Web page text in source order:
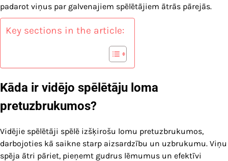
padarot viņus par galvenajiem spēlētājiem ātrās pārejās.
Key sections in the article:
Kāda ir vidējo spēlētāju loma
pretuzbrukumos?
Vidējie spēlētāji spēlē izšķirošu lomu pretuzbrukumos,
darbojoties kā saikne starp aizsardzību un uzbrukumu. Viņu
spēja ātri pāriet, pieņemt gudrus lēmumus un efektīvi